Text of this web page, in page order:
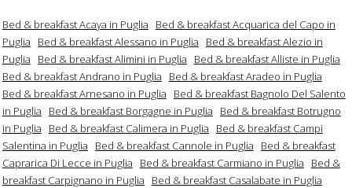
Bed & breakfast Acaya in Puglia
Bed & breakfast Acquarica del Capo in
Puglia
Bed & breakfast Alessano in Puglia
Bed & breakfast Alezio in
Puglia
Bed & breakfast Alimini in Puglia
Bed & breakfast Alliste in Puglia
Bed & breakfast Andrano in Puglia
Bed & breakfast Aradeo in Puglia
Bed & breakfast Arnesano in Puglia
Bed & breakfast Bagnolo Del Salento
in Puglia
Bed & breakfast Borgagne in Puglia
Bed & breakfast Botrugno
in Puglia
Bed & breakfast Calimera in Puglia
Bed & breakfast Campi
Salentina in Puglia
Bed & breakfast Cannole in Puglia
Bed & breakfast
Caprarica Di Lecce in Puglia
Bed & breakfast Carmiano in Puglia
Bed &
breakfast Carpignano in Puglia
Bed & breakfast Casalabate in Puglia